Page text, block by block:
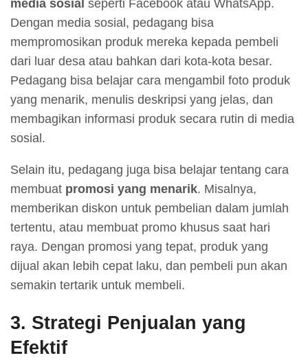
media sosial seperti Facebook atau WhatsApp.
Dengan media sosial, pedagang bisa
mempromosikan produk mereka kepada pembeli
dari luar desa atau bahkan dari kota-kota besar.
Pedagang bisa belajar cara mengambil foto produk
yang menarik, menulis deskripsi yang jelas, dan
membagikan informasi produk secara rutin di media
sosial.
Selain itu, pedagang juga bisa belajar tentang cara
membuat promosi yang menarik. Misalnya,
memberikan diskon untuk pembelian dalam jumlah
tertentu, atau membuat promo khusus saat hari
raya. Dengan promosi yang tepat, produk yang
dijual akan lebih cepat laku, dan pembeli pun akan
semakin tertarik untuk membeli.
3. Strategi Penjualan yang
Efektif